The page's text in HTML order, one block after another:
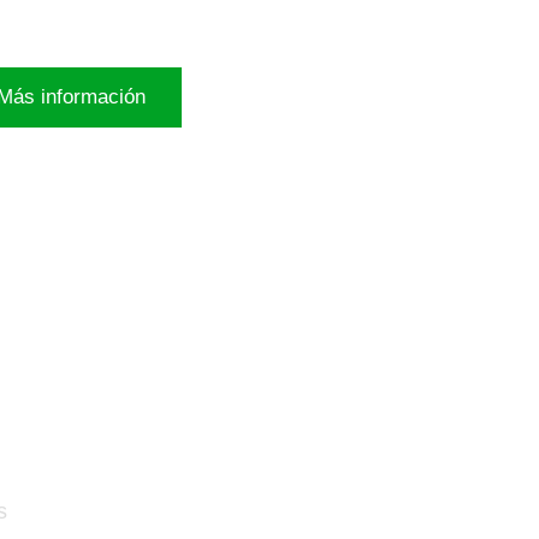
información